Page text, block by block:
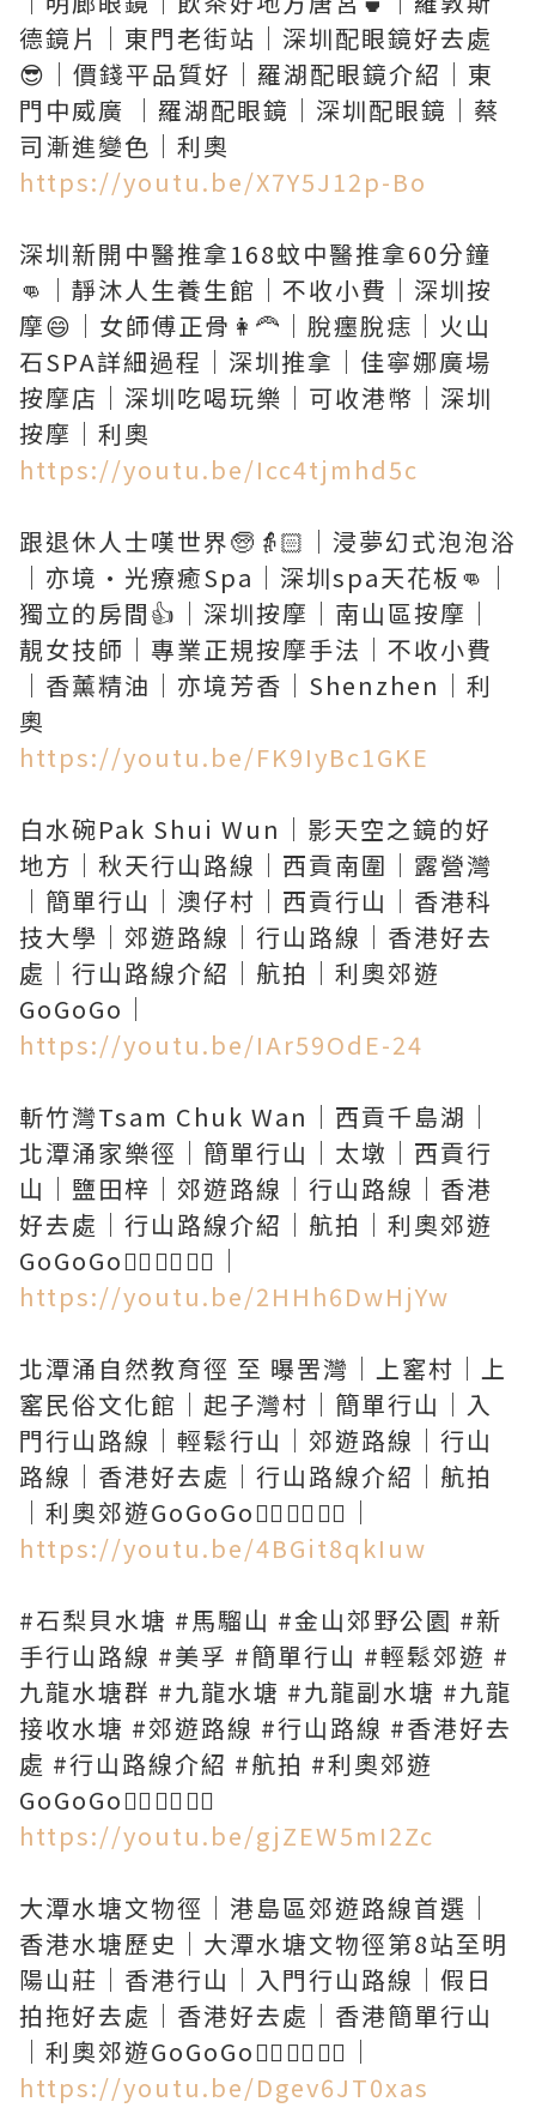
德鏡片｜東門老街站｜深圳配眼鏡好去處
😎｜價錢平品質好｜羅湖配眼鏡介紹｜東
門中威廣 ｜羅湖配眼鏡｜深圳配眼鏡｜蔡
https://youtu.be/X7Y5J12p-Bo
深圳新開中醫推拿168蚊中醫推拿60分鐘
👊｜靜沐人生養生館｜不收小費｜深圳按
摩😄｜女師傅正骨👩‍🦰｜脫癦脫痣｜火山
石SPA詳細過程｜深圳推拿｜佳寧娜廣場
按摩店｜深圳吃喝玩樂｜可收港幣｜深圳
https://youtu.be/Icc4tjmhd5c
跟退休人士嘆世界🧓👵🏻｜浸夢幻式泡泡浴
｜亦境·光療癒Spa｜深圳spa天花板👊｜
獨立的房間👍｜深圳按摩｜南山區按摩｜
靚女技師｜專業正規按摩手法｜不收小費
｜香薰精油｜亦境芳香｜Shenzhen｜利
https://youtu.be/FK9IyBc1GKE
白水碗Pak Shui Wun｜影天空之鏡的好
地方｜秋天行山路線｜西貢南圍｜露營灣
｜簡單行山｜澳仔村｜西貢行山｜香港科
技大學｜郊遊路線｜行山路線｜香港好去
處｜行山路線介紹｜航拍｜利奧郊遊
https://youtu.be/IAr59OdE-24
斬竹灣Tsam Chuk Wan｜西貢千島湖｜
北潭涌家樂徑｜簡單行山｜太墩｜西貢行
山｜鹽田梓｜郊遊路線｜行山路線｜香港
好去處｜行山路線介紹｜航拍｜利奧郊遊
https://youtu.be/2HHh6DwHjYw
北潭涌自然教育徑 至 曝罟灣｜上窰村｜上
窰民俗文化館｜起子灣村｜簡單行山｜入
門行山路線｜輕鬆行山｜郊遊路線｜行山
路線｜香港好去處｜行山路線介紹｜航拍
https://youtu.be/4BGit8qkIuw
#石梨貝水塘 #馬騮山 #金山郊野公園 #新
手行山路線 #美孚 #簡單行山 #輕鬆郊遊 #
九龍水塘群 #九龍水塘 #九龍副水塘 #九龍
接收水塘 #郊遊路線 #行山路線 #香港好去
處 #行山路線介紹 #航拍 #利奧郊遊
https://youtu.be/gjZEW5mI2Zc
大潭水塘文物徑｜港島區郊遊路線首選｜
香港水塘歷史｜大潭水塘文物徑第8站至明
陽山莊｜香港行山｜入門行山路線｜假日
拍拖好去處｜香港好去處｜香港簡單行山
https://youtu.be/Dgev6JT0xas